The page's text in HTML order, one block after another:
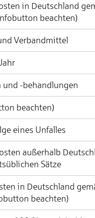
in Deutschland
beachten)
Verbandmittel
und -behandlungen
beachten)
eines Unfalles
außerhalb
Sätze
in Deutschland
beachten)